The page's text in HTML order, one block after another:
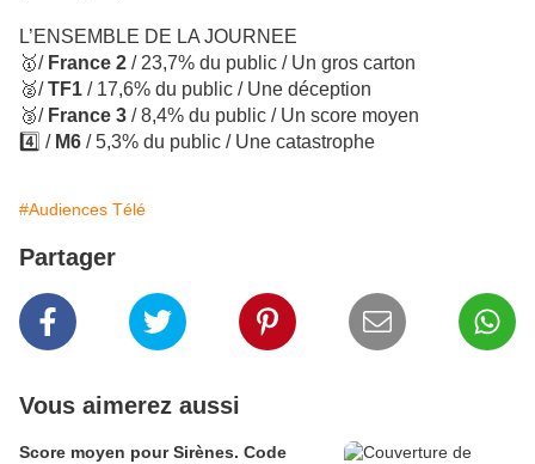
L’ENSEMBLE DE LA JOURNEE
🥇/ France 2 / 23,7% du public / Un gros carton
🥈/TF1 / 17,6% du public / Une déception
🥉/ France 3 / 8,4% du public / Un score moyen
4️⃣ / M6 / 5,3% du public / Une catastrophe
#Audiences Télé
Partager
Vous aimerez aussi
Score moyen pour Sirènes. Code